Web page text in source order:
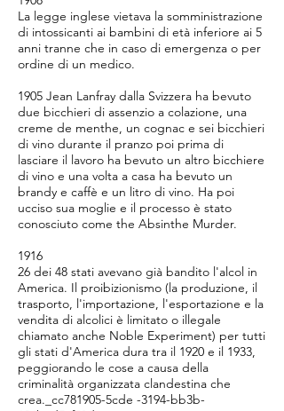
La legge inglese vietava la somministrazione
di intossicanti ai bambini di età inferiore ai 5
anni tranne che in caso di emergenza o per
ordine di un medico.
1905 Jean Lanfray dalla Svizzera ha bevuto
due bicchieri di assenzio a colazione, una
creme de menthe, un cognac e sei bicchieri
di vino durante il pranzo poi prima di
lasciare il lavoro ha bevuto un altro bicchiere
di vino e una volta a casa ha bevuto un
brandy e caffè e un litro di vino. Ha poi
ucciso sua moglie e il processo è stato
conosciuto come the Absinthe Murder.
1916
26 dei 48 stati avevano già bandito l'alcol in
America. Il proibizionismo (la produzione, il
trasporto, l'importazione, l'esportazione e la
vendita di alcolici è limitato o illegale
chiamato anche Noble Experiment) per tutti
gli stati d'America dura tra il 1920 e il 1933,
peggiorando le cose a causa della
criminalità organizzata clandestina che
crea._cc781905-5cde -3194-bb3b-